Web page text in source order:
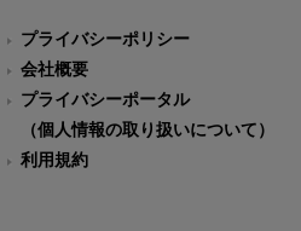
プライバシーポリシー
会社概要
プライバシーポータル
（個人情報の取り扱いについて）
利用規約